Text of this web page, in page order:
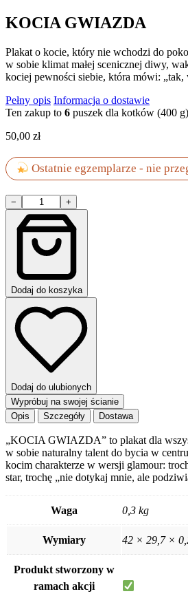
KOCIA GWIAZDA
Plakat o kocie, który nie wchodzi do
w sobie klimat małej scenicznej diwy,
kociej pewności siebie, która mówi: „tak,
Pełny opis Informacja o dostawie
Ten zakup to 6 puszek dla kotków (400 g)
50,00 zł
Ostatnie egzemplarze - nie
ilość
KOCIA
GWIAZDA
− +
Dodaj do koszyka
Dodaj do ulubionych
Wypróbuj na swojej ścianie
Opis
Szczegóły Dostawa
„KOCIA GWIAZDA” to plakat dla
w sobie naturalny talent do bycia w
kocim charakterze w wersji glamour:
star, trochę „nie dotykaj mnie, ale
Waga 0,3 kg
Wymiary 42 × 29,7 ×
Produkt stworzony w
ramach akcji